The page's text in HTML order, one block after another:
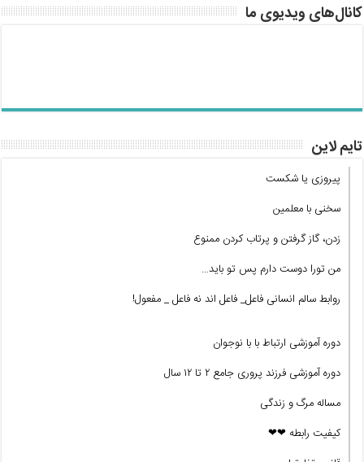
کانال‌های ویدیوی ما
تایم لاین
پیروزی یا شکست
سخنی با معلمین
زدن، گاز گرفتن و پرتاب کردن ممنوع
من تورا دوست دارم پس تو باید…
روابط سالم انسانی فاعل_ فاعل اند نه فاعل _ مفعول!
دوره آموزشی ارتباط با با نوجوان
دوره آموزشی فرزند پروری جامع ۲ تا ۱۲ سال
مساله مرگ و زندگی
کیفیت رابطه ❤❤